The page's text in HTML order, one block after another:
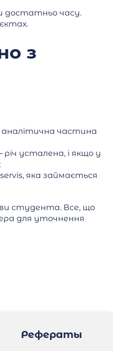
достатньо часу.
з
аналітична частина
усталена, і якщо у
яка займається
студента. Все, що
для уточнення
Рефераты